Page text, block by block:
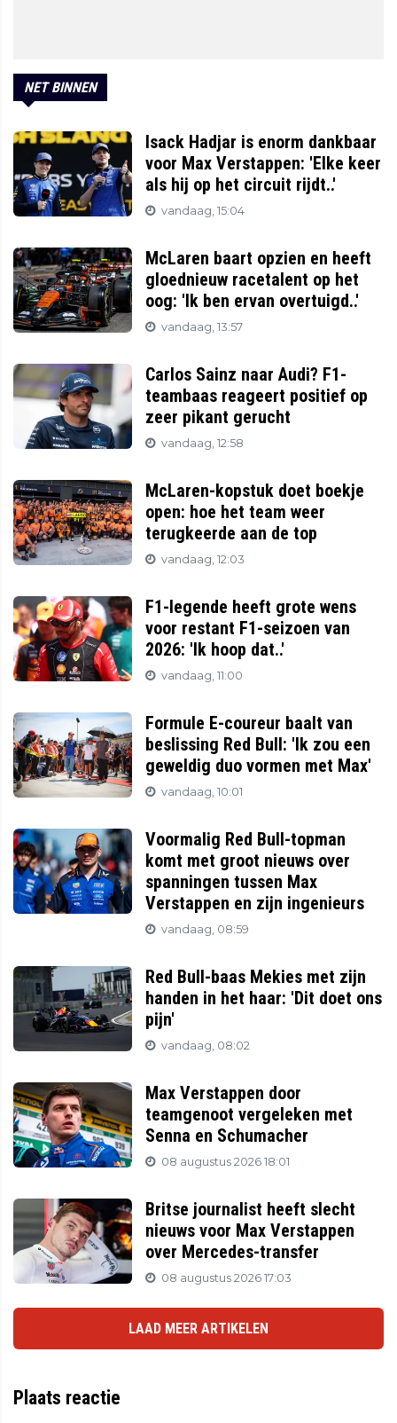
NET BINNEN
Isack Hadjar is enorm dankbaar
voor Max Verstappen: 'Elke keer
als hij op het circuit rijdt..'
vandaag, 15:04
McLaren baart opzien en heeft
gloednieuw racetalent op het
oog: 'Ik ben ervan overtuigd..'
vandaag, 13:57
Carlos Sainz naar Audi? F1-
teambaas reageert positief op
zeer pikant gerucht
vandaag, 12:58
McLaren-kopstuk doet boekje
open: hoe het team weer
terugkeerde aan de top
vandaag, 12:03
F1-legende heeft grote wens
voor restant F1-seizoen van
2026: 'Ik hoop dat..'
vandaag, 11:00
Formule E-coureur baalt van
beslissing Red Bull: 'Ik zou een
geweldig duo vormen met Max'
vandaag, 10:01
Voormalig Red Bull-topman
komt met groot nieuws over
spanningen tussen Max
Verstappen en zijn ingenieurs
vandaag, 08:59
Red Bull-baas Mekies met zijn
handen in het haar: 'Dit doet ons
pijn'
vandaag, 08:02
Max Verstappen door
teamgenoot vergeleken met
Senna en Schumacher
08 augustus 2026 18:01
Britse journalist heeft slecht
nieuws voor Max Verstappen
over Mercedes-transfer
08 augustus 2026 17:03
LAAD MEER ARTIKELEN
Plaats reactie